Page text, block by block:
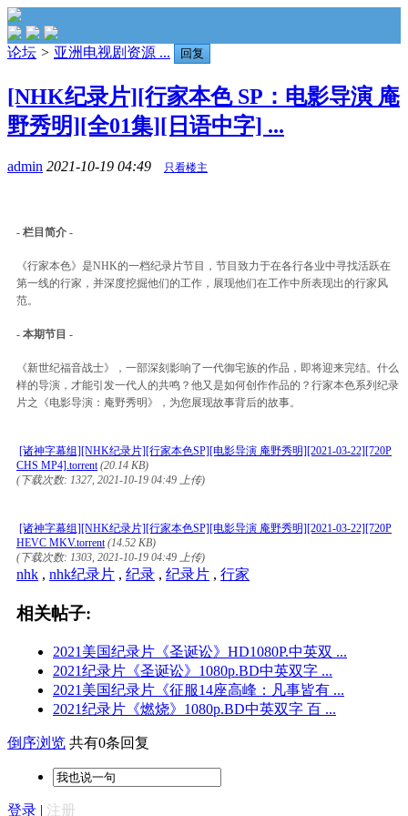
论坛 > 亚洲电视剧资源 ... 回复
[NHK纪录片][行家本色 SP：电影导演 庵
野秀明][全01集][日语中字] ...
admin 2021-10-19 04:49 只看楼主
- 栏目简介 -
《行家本色》是NHK的一档纪录片节目，节目致力于在各行各业中寻找活跃在
第一线的行家，并深度挖掘他们的工作，展现他们在工作中所表现出的行家风
范。
- 本期节目 -
《新世纪福音战士》，一部深刻影响了一代御宅族的作品，即将迎来完结。什么
样的导演，才能引发一代人的共鸣？他又是如何创作作品的？行家本色系列纪录
片之《电影导演：庵野秀明》，为您展现故事背后的故事。
[诸神字幕组][NHK纪录片][行家本色SP][电影导演 庵野秀明][2021-03-22][720P
CHS MP4].torrent (20.14 KB)
(下载次数: 1327, 2021-10-19 04:49 上传)
[诸神字幕组][NHK纪录片][行家本色SP][电影导演 庵野秀明][2021-03-22][720P
HEVC MKV.torrent (14.52 KB)
(下载次数: 1303, 2021-10-19 04:49 上传)
nhk , nhk纪录片 , 纪录 , 纪录片 , 行家
相关帖子:
2021美国纪录片《圣诞讼》HD1080P.中英双 ...
2021纪录片《圣诞讼》1080p.BD中英双字 ...
2021美国纪录片《征服14座高峰：凡事皆有 ...
2021纪录片《燃烧》1080p.BD中英双字 百 ...
倒序浏览 共有0条回复
登录 | 注册